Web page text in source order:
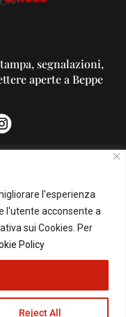
l'esperienza
l'utente acconsente a
sui Cookies. Per
Policy
Reject All
segnalazioni,
aperte a Beppe
PUBBLICITA'
su questo Blog:
Reserved - Powered by